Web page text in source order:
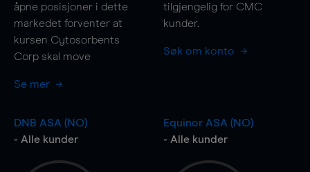
åpne posisjoner i dette
markedet forventer at
kursen Cytosorbents
Corp skal move
Se mer
tilgjengelig for CMC
kunder.
Søk om konto
DNB ASA (NO)
- Alle kunder
Equinor ASA (NO)
- Alle kunder